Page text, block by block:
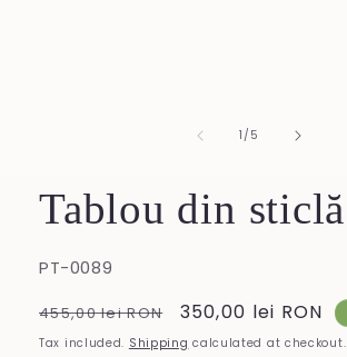
1 /of
5
Tablou din sticlă
SKU:
PT-0089
Regular
price
455,00 lei RON
Sale
price
350,00 lei RON
Tax included. Shipping calculated at checkout.